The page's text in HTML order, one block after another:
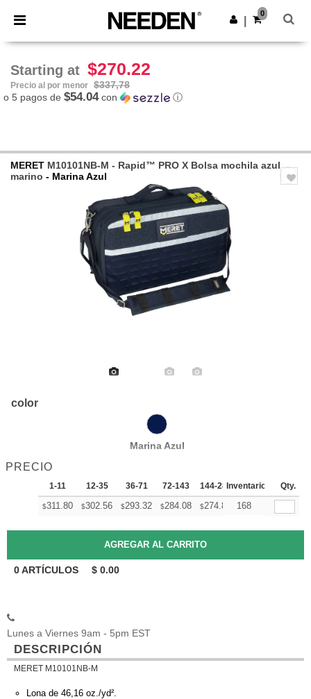
× App de Needen
¡Mejores precios en app!
Descargar app
0
Starting at $270.22
Precio al por menor $337,78
o 5 pagos de $54.04con ⓘ
MERET M10101NB-M - Rapid™ PRO X Bolsa mochila azul
marino - Marina Azul
color
Marina Azul
PRECIO
1-11 12-35 36-71 72-143 144-287 288 + Mas
Inventario Qty.
$311.80 $302.56 $293.32 $284.08 $274.84 $270.22
168
0ARTÍCULOS $ 0.00
Lunes a Viernes 9am - 5pm EST
DESCRIPCIÓN
MERET M10101NB-M
Lona de 46,16 oz./yd².